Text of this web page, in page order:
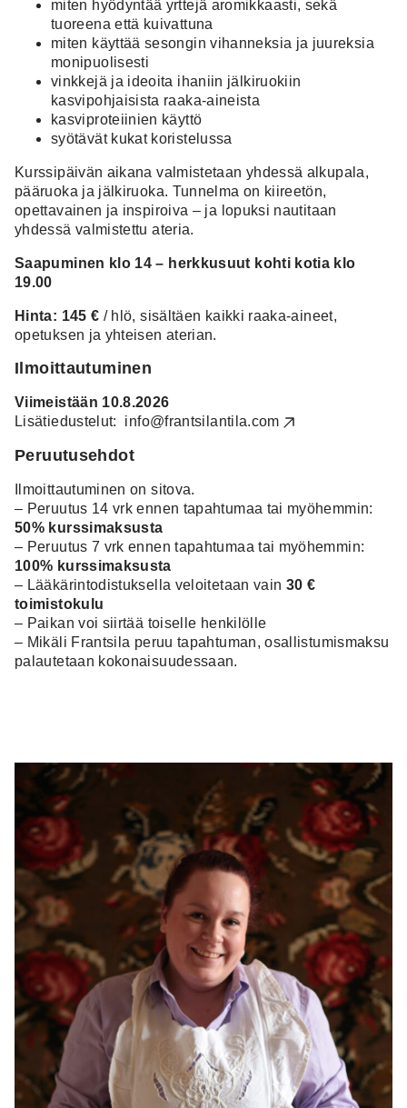
miten hyödyntää yrttejä aromikkaasti, sekä
tuoreena että kuivattuna
miten käyttää sesongin vihanneksia ja juureksia
monipuolisesti
vinkkejä ja ideoita ihaniin jälkiruokiin
kasvipohjaisista raaka-aineista
kasviproteiinien käyttö
syötävät kukat koristelussa
Kurssipäivän aikana valmistetaan yhdessä alkupala,
pääruoka ja jälkiruoka. Tunnelma on kiireetön,
opettavainen ja inspiroiva – ja lopuksi nautitaan
yhdessä valmistettu ateria.
Saapuminen klo 14 – herkkusuut kohti kotia klo
19.00
Hinta: 145 € / hlö, sisältäen kaikki raaka-aineet,
opetuksen ja yhteisen aterian.
Ilmoittautuminen
Viimeistään 10.8.2026
Lisätiedustelut: info@frantsilantila.com
Peruutusehdot
Ilmoittautuminen on sitova.
– Peruutus 14 vrk ennen tapahtumaa tai myöhemmin:
50% kurssimaksusta
– Peruutus 7 vrk ennen tapahtumaa tai myöhemmin:
100% kurssimaksusta
– Lääkärintodistuksella veloitetaan vain 30 €
toimistokulu
– Paikan voi siirtää toiselle henkilölle
– Mikäli Frantsila peruu tapahtuman, osallistumismaksu
palautetaan kokonaisuudessaan.